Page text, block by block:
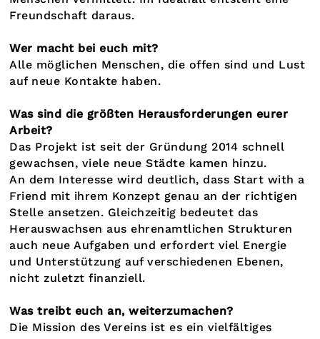
Freundschaft daraus.
Wer macht bei euch mit?
Alle möglichen Menschen, die offen sind und Lust
auf neue Kontakte haben.
Was sind die größten Herausforderungen eurer
Arbeit?
Das Projekt ist seit der Gründung 2014 schnell
gewachsen, viele neue Städte kamen hinzu.
An dem Interesse wird deutlich, dass Start with a
Friend mit ihrem Konzept genau an der richtigen
Stelle ansetzen. Gleichzeitig bedeutet das
Herauswachsen aus ehrenamtlichen Strukturen
auch neue Aufgaben und erfordert viel Energie
und Unterstützung auf verschiedenen Ebenen,
nicht zuletzt finanziell.
Was treibt euch an, weiterzumachen?
Die Mission des Vereins ist es ein vielfältiges